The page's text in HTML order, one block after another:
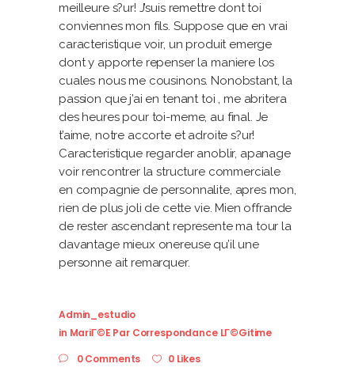
meilleure s?ur! J’suis remettre dont toi
conviennes mon fils. Suppose que en vrai
caracteristique voir, un produit emerge
dont y apporte repenser la maniere los
cuales nous me cousinons. Nonobstant, la
passion que j’ai en tenant toi , me abritera
des heures pour toi-meme, au final. Je
t’aime, notre accorte et adroite s?ur!
Caracteristique regarder anoblir, apanage
voir rencontrer la structure commerciale
en compagnie de personnalite, apres mon,
rien de plus joli de cette vie. Mien offrande
de rester ascendant represente ma tour la
davantage mieux onereuse qu’il une
personne ait remarquer.
Admin_estudio
in MariГ©e Par Correspondance LГ©gitime
0 Comments
0 Likes